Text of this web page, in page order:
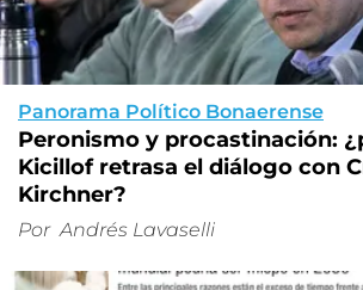
Panorama Político Bonaerense
Peronismo y procastinación:
Kicillof retrasa el diálogo con
Kirchner?
Por Andrés Lavaselli